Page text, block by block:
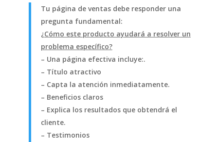
Tu página de ventas debe responder una
pregunta fundamental:
¿Cómo este producto ayudará a resolver un
problema específico?
– Una página efectiva incluye:.
– Título atractivo
– Capta la atención inmediatamente.
– Beneficios claros
– Explica los resultados que obtendrá el
cliente.
– Testimonios